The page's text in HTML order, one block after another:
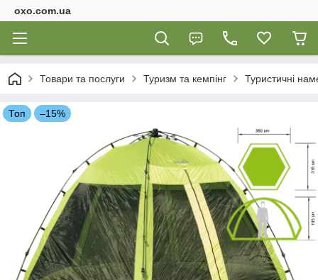
oxo.com.ua
Товари та послуги Туризм та кемпінг Туристичні
Топ –15%